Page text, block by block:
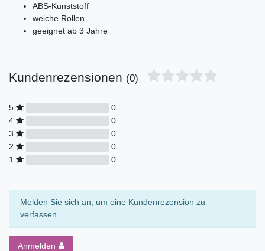
ABS-Kunststoff
weiche Rollen
geeignet ab 3 Jahre
Kundenrezensionen (0)
5
0
4
0
3
0
2
0
1
0
Melden Sie sich an, um eine Kundenrezension zu
verfassen.
Anmelden